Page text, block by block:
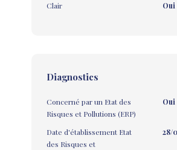
Clair
Oui
Diagnostics
Concerné par un Etat des
Risques et Pollutions (ERP)
Oui
Date d'établissement Etat
des Risques et
28/